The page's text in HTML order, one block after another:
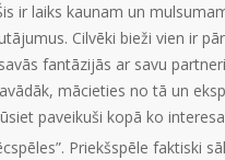
ir laiks kaunam un
Cilvēki bieži vien ir
fantāzijās ar savu
mācieties no tā un
paveikuši kopā ko
Priekšspēle faktiski